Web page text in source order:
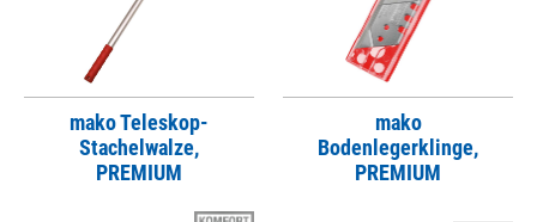
mako Teleskop-
Stachelwalze,
PREMIUM
mako
Bodenlegerklinge,
PREMIUM